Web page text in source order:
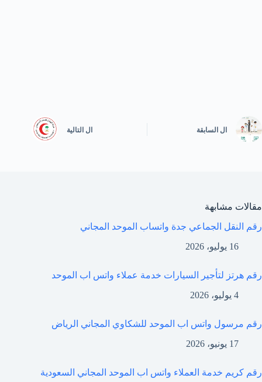
ال السابقة ال التالية
مقالات مشابهة
رقم النقل الجماعي جدة واتساب الموحد المجاني
16 يوليو، 2026
رقم هرتز لتأجير السيارات خدمة عملاء واتس اب الموحد
4 يوليو، 2026
رقم مرسول واتس اب الموحد للشكاوي المجاني الرياض
17 يونيو، 2026
رقم كريم خدمة العملاء واتس اب الموحد المجاني السعودية